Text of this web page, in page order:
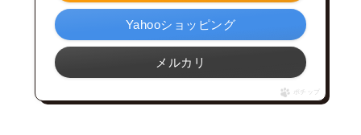
Yahooショッピング
メルカリ
ポチップ